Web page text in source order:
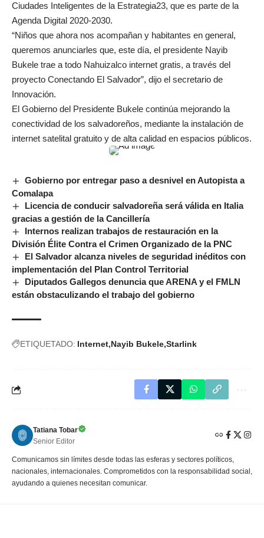
Ciudades Inteligentes de la Estrategia23, que es parte de la
Agenda Digital 2020-2030.
“Niños que ahora nos acompañan y habitantes en general,
queremos anunciarles que, este día, el presidente Nayib
Bukele trae a todo Nahuizalco internet gratis, a través del
proyecto Conectando El Salvador”, dijo el secretario de
Innovación.
El Gobierno del Presidente Bukele continúa mejorando la
conectividad de los salvadoreños, mediante la instalación de
internet satelital gratuito y de alta calidad en espacios públicos.
Gobierno por entregar paso a desnivel en Autopista a
Comalapa
Licencia de conducir salvadoreña será válida en Italia
gracias a gestión de la Cancillería
Internos realizan trabajos de restauración en la
División Élite Contra el Crimen Organizado de la PNC
El Salvador alcanza niveles de seguridad inéditos con
implementación del Plan Control Territorial
Diputados Gallegos denuncia que ARENA y el FMLN
están obstaculizando el trabajo del gobierno
ETIQUETADO: Internet Nayib Bukele Starlink
Tatiana Tobar
Senior Editor
Comunicamos sin límites desde todas las esferas y sectores políticos,
nacionales, internacionales. Comprometidos con la responsabilidad social,
ayudando a quienes necesitan comunicar.